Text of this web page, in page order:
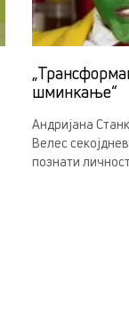
шминкање“
Андријана
Велес
познати